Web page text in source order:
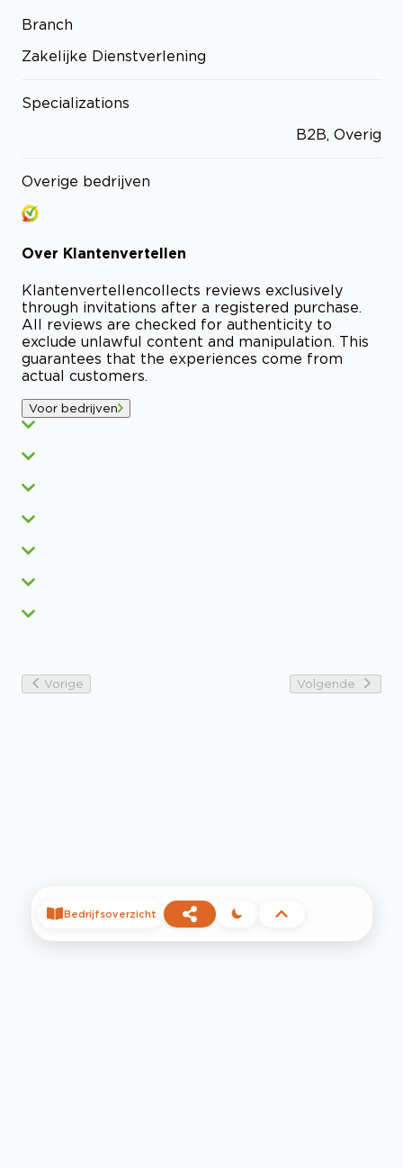
Branch
Zakelijke Dienstverlening
Specializations
B2B, Overig
Overige bedrijven
Over Klantenvertellen
Klantenvertellencollects reviews exclusively
through invitations after a registered purchase.
All reviews are checked for authenticity to
exclude unlawful content and manipulation. This
guarantees that the experiences come from
actual customers.
Voor bedrijven
Vorige Volgende
Bedrijfsoverzicht